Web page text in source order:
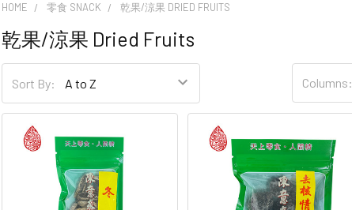
HOME 零食 SNACK 乾果/涼果 DRIED FRUITS
乾果/涼果 Dried Fruits
Sort By: Columns: